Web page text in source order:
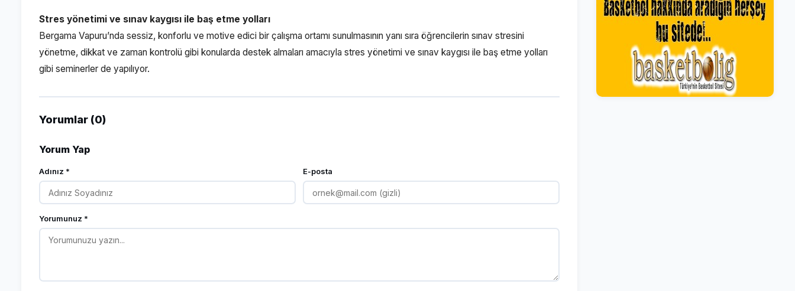
Stres yönetimi ve sınav kaygısı ile baş etme yolları
Bergama Vapuru’nda sessiz, konforlu ve motive edici bir çalışma ortamı sunulmasının yanı sıra öğrencilerin sınav stresini
yönetme, dikkat ve zaman kontrolü gibi konularda destek almaları amacıyla stres yönetimi ve sınav kaygısı ile baş etme yolları
gibi seminerler de yapılıyor.
Yorumlar (0)
Yorum Yap
Adınız * E-posta
Yorumunuz *